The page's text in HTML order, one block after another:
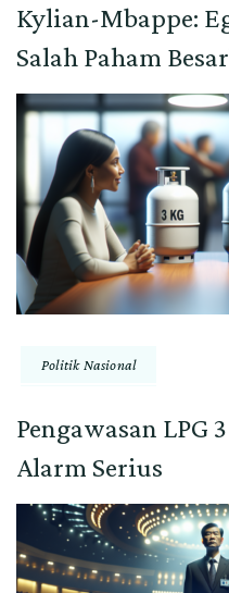
Kylian-Mbappe:
Salah Paham
Politik Nasional
Pengawasan LPG
Alarm Serius